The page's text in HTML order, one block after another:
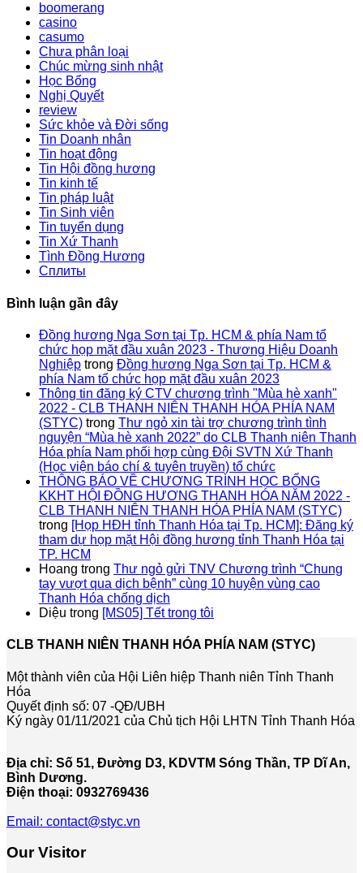
boomerang
casino
casumo
Chưa phân loại
Chúc mừng sinh nhật
Học Bổng
Nghị Quyết
review
Sức khỏe và Đời sống
Tin Doanh nhân
Tin hoạt động
Tin Hội đồng hương
Tin kinh tế
Tin pháp luật
Tin Sinh viên
Tin tuyển dụng
Tin Xứ Thanh
Tình Đồng Hương
Сплиты
Bình luận gần đây
Đồng hương Nga Sơn tại Tp. HCM & phía Nam tổ
chức họp mặt đầu xuân 2023 - Thương Hiệu Doanh
Nghiệp trong Đồng hương Nga Sơn tại Tp. HCM &
phía Nam tổ chức họp mặt đầu xuân 2023
Thông tin đăng ký CTV chương trình "Mùa hè xanh"
2022 - CLB THANH NIÊN THANH HÓA PHÍA NAM
(STYC) trong Thư ngỏ xin tài trợ chương trình tình
nguyện “Mùa hè xanh 2022” do CLB Thanh niên Thanh
Hóa phía Nam phối hợp cùng Đội SVTN Xứ Thanh
(Học viện báo chí & tuyên truyền) tổ chức
THÔNG BÁO VỀ CHƯƠNG TRÌNH HỌC BỔNG
KKHT HỘI ĐỒNG HƯƠNG THANH HÓA NĂM 2022 -
CLB THANH NIÊN THANH HÓA PHÍA NAM (STYC)
trong [Họp HĐH tỉnh Thanh Hóa tại Tp. HCM]: Đăng ký
tham dự họp mặt Hội đồng hương tỉnh Thanh Hóa tại
TP. HCM
Hoang trong Thư ngỏ gửi TNV Chương trình “Chung
tay vượt qua dịch bệnh” cùng 10 huyện vùng cao
Thanh Hóa chống dịch
Diệu trong [MS05] Tết trong tôi
CLB THANH NIÊN THANH HÓA PHÍA NAM (STYC)
Một thành viên của Hội Liên hiệp Thanh niên Tỉnh Thanh
Hóa
Quyết định số: 07 -QĐ/UBH
Ký ngày 01/11/2021 của Chủ tịch Hội LHTN Tỉnh Thanh Hóa
Địa chỉ: Số 51, Đường D3, KDVTM Sóng Thần, TP Dĩ An,
Bình Dương.
Điện thoại: 0932769436
Email: contact@styc.vn
Our Visitor